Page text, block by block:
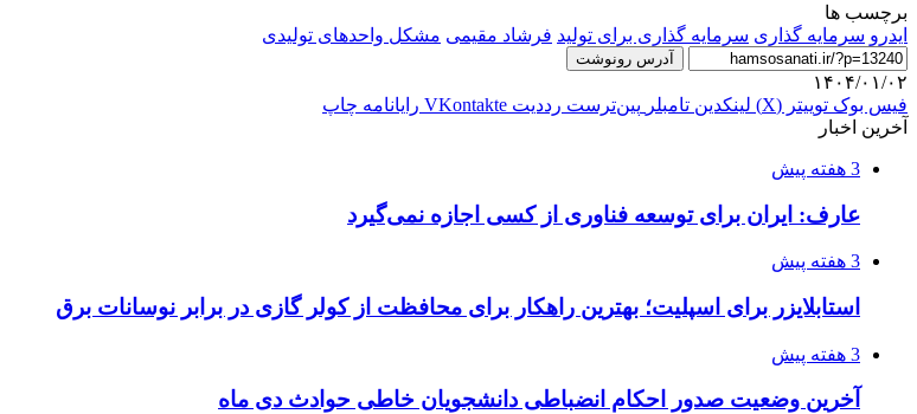
برچسب ها
ایدرو سرمایه گذاری سرمایه گذاری برای تولید فرشاد مقیمی مشکل واحدهای تولیدی
آدرس رونوشت
۱۴۰۴/۰۱/۰۲
فیس بوک توییتر (X) لینکدین ‫تامبلر ‫پین‌ترست ‫رددیت ‫VKontakte رایانامه چاپ
آخرین اخبار
3 هفته پیش
عارف: ایران برای توسعه فناوری از کسی اجازه نمی‌گیرد
3 هفته پیش
استابلایزر برای اسپلیت؛ بهترین راهکار برای محافظت از کولر گازی در برابر نوسانات برق
3 هفته پیش
آخرین وضعیت صدور احکام انضباطی دانشجویان خاطی حوادث دی ماه